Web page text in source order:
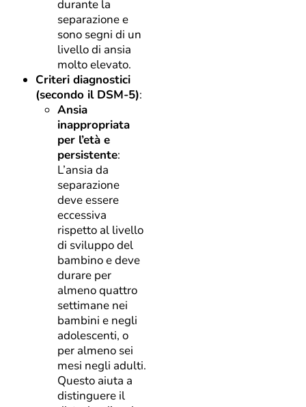
durante la
separazione e
sono segni di un
livello di ansia
molto elevato.
Criteri diagnostici
(secondo il DSM-5):
Ansia
inappropriata
per l’età e
persistente:
L’ansia da
separazione
deve essere
eccessiva
rispetto al livello
di sviluppo del
bambino e deve
durare per
almeno quattro
settimane nei
bambini e negli
adolescenti, o
per almeno sei
mesi negli adulti.
Questo aiuta a
distinguere il